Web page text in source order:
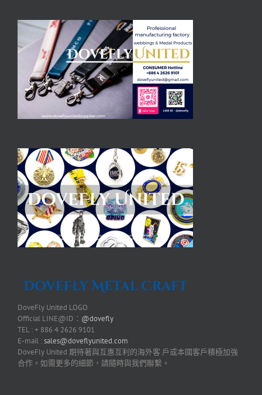
DoveFly United LOGO
Official LINE@ID： @dovefly
TEL : + 886 4 2626 9101
E-mail :sales@doveflyunited.com
DoveFly United 期待著與互惠互利的海外客 戶或本國客戶積極加強
合作。如需更多的細節，請隨時與我們聯繫。